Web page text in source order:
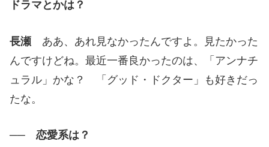
ドラマとかは？
長瀬 ああ、あれ見なかったんですよ。見たかった
んですけどね。最近一番良かったのは、「アンナチ
ュラル」かな？ 「グッド・ドクター」も好きだっ
たな。
── 恋愛系は？